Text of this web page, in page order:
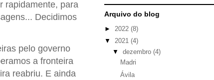
rapidamente, para
Decidimos
pelo governo
a fronteira
reabriu. E ainda
Arquivo do blog
► 2022 (8)
▼ 2021 (4)
▼ dezembro (4)
Madri
Ávila